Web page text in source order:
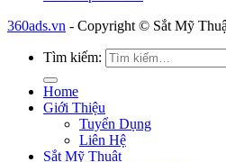
360ads.vn - Copyright © Sắt Mỹ
Tìm kiếm:
Home
Giới Thiệu
Tuyển Dụng
Liên Hệ
Sắt Mỹ Thuật